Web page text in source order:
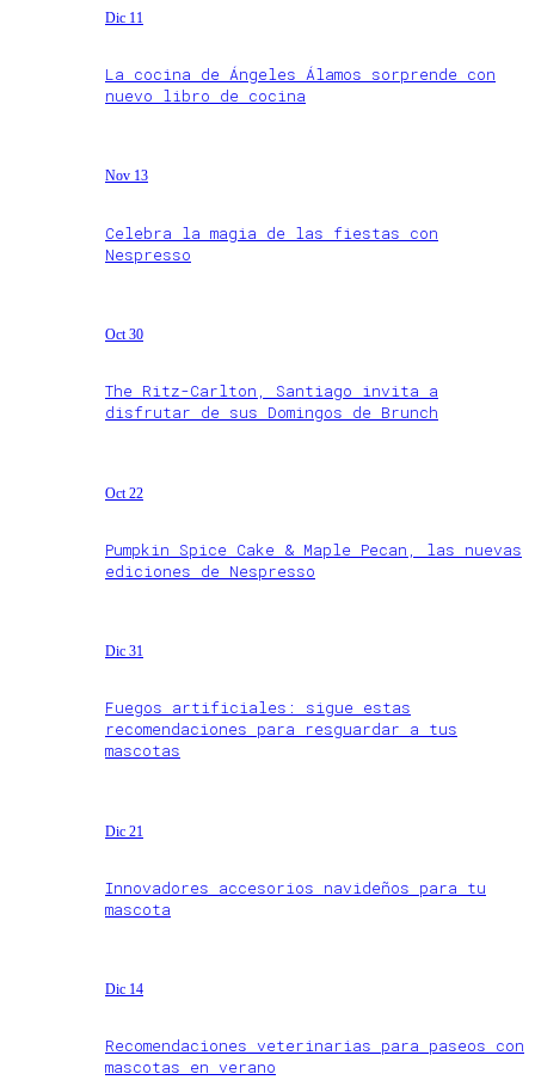
Dic 11
La cocina de Ángeles Álamos sorprende con
nuevo libro de cocina
Nov 13
Celebra la magia de las fiestas con
Nespresso
Oct 30
The Ritz-Carlton, Santiago invita a
disfrutar de sus Domingos de Brunch
Oct 22
Pumpkin Spice Cake & Maple Pecan, las nuevas
ediciones de Nespresso
Dic 31
Fuegos artificiales: sigue estas
recomendaciones para resguardar a tus
mascotas
Dic 21
Innovadores accesorios navideños para tu
mascota
Dic 14
Recomendaciones veterinarias para paseos con
mascotas en verano